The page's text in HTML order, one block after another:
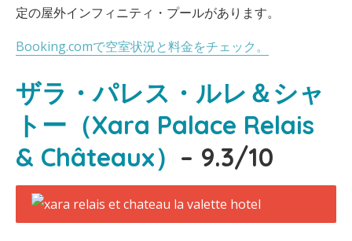
定の屋外インフィニティ・プールがあります。
Booking.comで空室状況と料金をチェック。
ザラ・パレス・ルレ＆シャ
トー（Xara Palace Relais
& Châteaux） – 9.3/10